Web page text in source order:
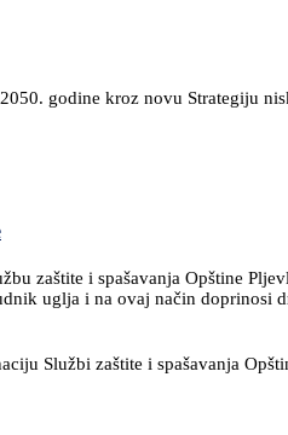
godine kroz novu Strategiju
zaštite i spašavanja Opštine
uglja i na ovaj način
Službi zaštite i spašavanja